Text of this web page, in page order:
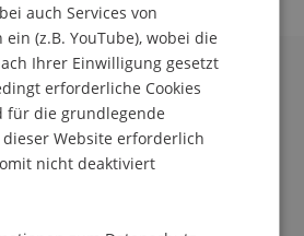
Person gefunden
auch Services von
(z.B. YouTube), wobei die
Ihrer Einwilligung gesetzt
erforderliche Cookies
für die grundlegende
Website erforderlich
nicht deaktiviert